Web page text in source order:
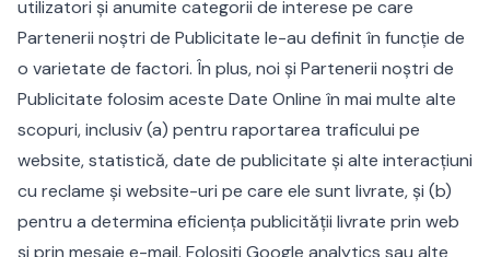
utilizatori și anumite categorii de interese pe care
Partenerii noștri de Publicitate le-au definit în funcție de
o varietate de factori. În plus, noi și Partenerii noștri de
Publicitate folosim aceste Date Online în mai multe alte
scopuri, inclusiv (a) pentru raportarea traficului pe
website, statistică, date de publicitate și alte interacțiuni
cu reclame și website-uri pe care ele sunt livrate, și (b)
pentru a determina eficiența publicității livrate prin web
și prin mesaje e-mail. Folosiți Google analytics sau alte